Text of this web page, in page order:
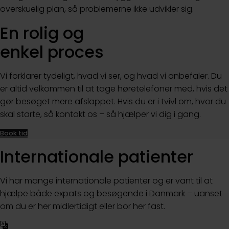
overskuelig plan, så problemerne ikke udvikler sig.
En rolig og
enkel proces
Vi forklarer tydeligt, hvad vi ser, og hvad vi anbefaler. Du
er altid velkommen til at tage høretelefoner med, hvis det
gør besøget mere afslappet. Hvis du er i tvivl om, hvor du
skal starte, så kontakt os – så hjælper vi dig i gang.
Book tid
Internationale patienter
Vi har mange internationale patienter og er vant til at
hjælpe både expats og besøgende i Danmark – uanset
om du er her midlertidigt eller bor her fast.